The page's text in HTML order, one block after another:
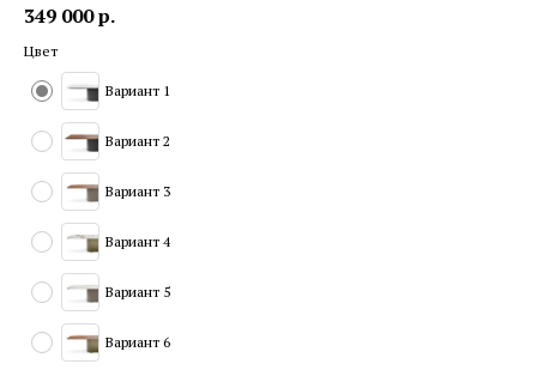
349 000р.
Цвет
Вариант 1
Вариант 2
Вариант 3
Вариант 4
Вариант 5
Вариант 6